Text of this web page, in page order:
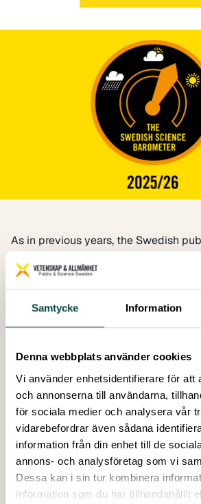
Samtycke Information
Denna webbplats använder cookies
Vi använder enhetsidentifierare för att
och annonserna till användarna,
för sociala medier och analysera vår
vidarebefordrar även sådana
information från din enhet till de
annons- och analysföretag som vi
Dessa kan i sin tur kombinera
information som du har tillhandahållit
As in previous years, the Swedish
percent) report a high level of
at universities, while eight in ten (79
high confidence in research in general.
The results of the Science Barometer
sample of Sweden’s population aged
representative in terms of gender,
residence. The interviews were
August and 28 September 2025.
carried out since the non-profit
Science Sweden was founded in 2002.
Download the interview questionnaire.